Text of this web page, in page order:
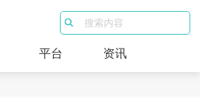
平台 资讯